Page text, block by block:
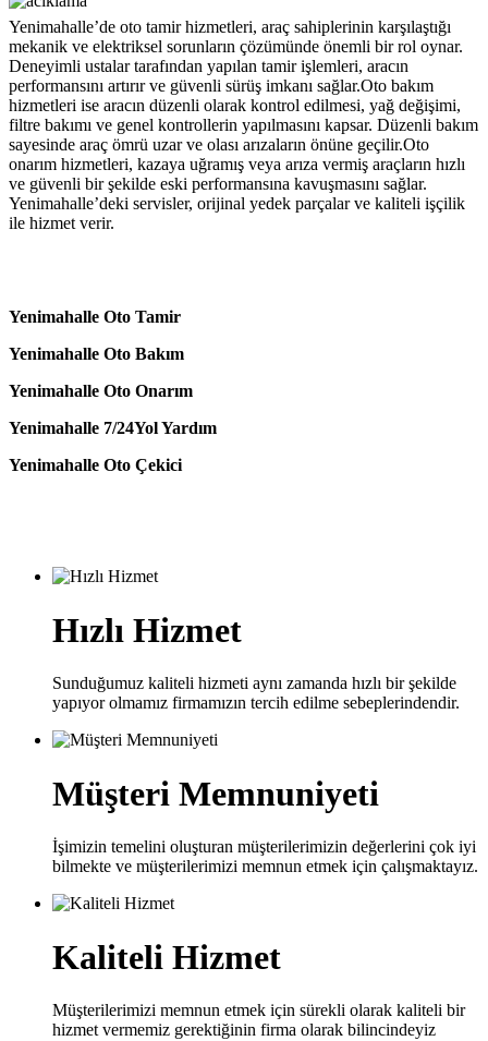
Yenimahalle’de oto tamir hizmetleri, araç sahiplerinin karşılaştığı
mekanik ve elektriksel sorunların çözümünde önemli bir rol oynar.
Deneyimli ustalar tarafından yapılan tamir işlemleri, aracın
performansını artırır ve güvenli sürüş imkanı sağlar.Oto bakım
hizmetleri ise aracın düzenli olarak kontrol edilmesi, yağ değişimi,
filtre bakımı ve genel kontrollerin yapılmasını kapsar. Düzenli bakım
sayesinde araç ömrü uzar ve olası arızaların önüne geçilir.Oto
onarım hizmetleri, kazaya uğramış veya arıza vermiş araçların hızlı
ve güvenli bir şekilde eski performansına kavuşmasını sağlar.
Yenimahalle’deki servisler, orijinal yedek parçalar ve kaliteli işçilik
ile hizmet verir.
Yenimahalle Oto Tamir
Yenimahalle Oto Bakım
Yenimahalle Oto Onarım
Yenimahalle 7/24Yol Yardım
Yenimahalle Oto Çekici
Hızlı Hizmet
Sunduğumuz kaliteli hizmeti aynı zamanda hızlı bir şekilde
yapıyor olmamız firmamızın tercih edilme sebeplerindendir.
Müşteri Memnuniyeti
İşimizin temelini oluşturan müşterilerimizin değerlerini çok iyi
bilmekte ve müşterilerimizi memnun etmek için çalışmaktayız.
Kaliteli Hizmet
Müşterilerimizi memnun etmek için sürekli olarak kaliteli bir
hizmet vermemiz gerektiğinin firma olarak bilincindeyiz